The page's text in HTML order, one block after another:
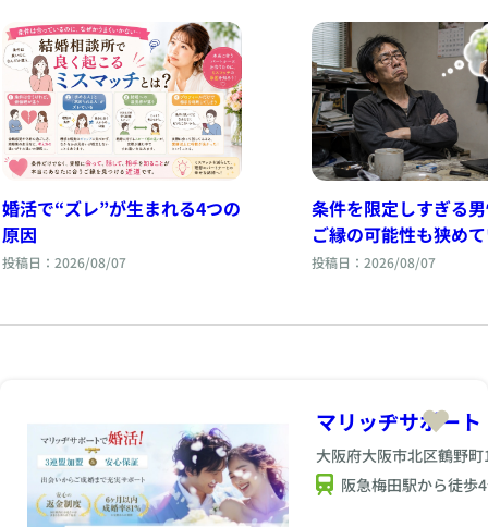
婚活で“ズレ”が生まれる4つの
原因
投稿日：2026/08/07
条件を限定しすぎる
ご縁の可能性も狭め
投稿日：2026/08/07
マリッヂサポー
大阪府大阪市北区鶴野町
阪急梅田駅から徒歩